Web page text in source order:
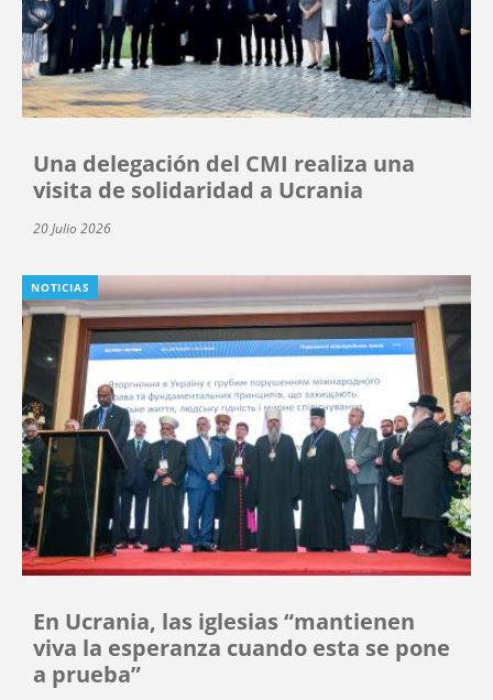
Una delegación del CMI realiza una
visita de solidaridad a Ucrania
20 Julio 2026
NOTICIAS
En Ucrania, las iglesias “mantienen
viva la esperanza cuando esta se pone
a prueba”